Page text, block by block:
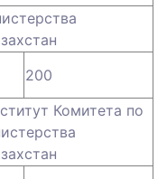
200
Комитета по